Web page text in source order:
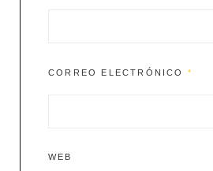
CORREO ELECTRÓNICO *
WEB